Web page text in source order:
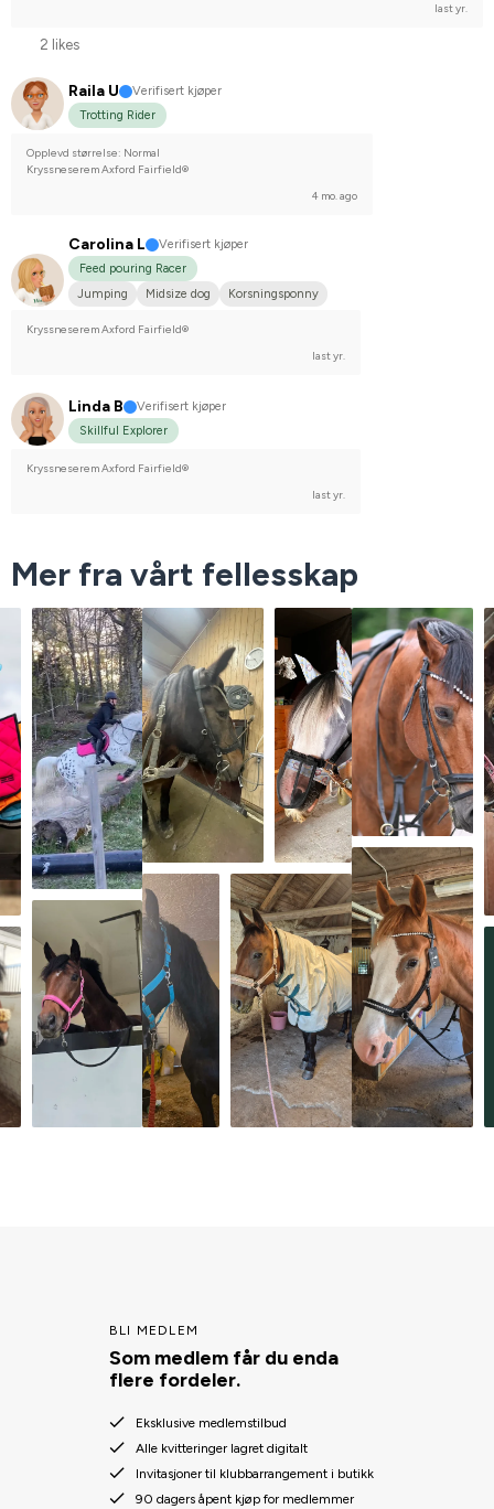
last yr.
2 likes
Raila U
Verifisert kjøper
Trotting Rider
Opplevd størrelse: Normal
Kryssneserem Axford Fairfield®
4 mo. ago
Carolina L
Verifisert kjøper
Feed pouring Racer
Jumping
Midsize dog Korsningsponny
Kryssneserem Axford Fairfield®
last yr.
Linda B
Verifisert kjøper
Skillful Explorer
Kryssneserem Axford Fairfield®
last yr.
Mer fra vårt fellesskap
BLI MEDLEM
Som medlem får du enda
flere fordeler.
Eksklusive medlemstilbud
Alle kvitteringer lagret digitalt
Invitasjoner til klubbarrangement i butikk
90 dagers åpent kjøp for medlemmer